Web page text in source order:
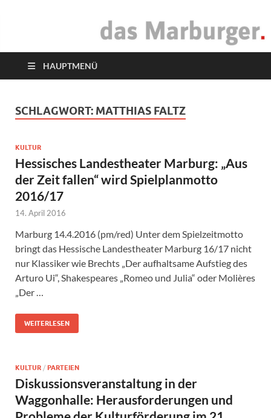
das Marburger.
HAUPTMENÜ
SCHLAGWORT: MATTHIAS FALTZ
KULTUR
Hessisches Landestheater Marburg: „Aus
der Zeit fallen“ wird Spielplanmotto
2016/17
14. April 2016
Marburg 14.4.2016 (pm/red) Unter dem Spielzeitmotto
bringt das Hessische Landestheater Marburg 16/17 nicht
nur Klassiker wie Brechts „Der aufhaltsame Aufstieg des
Arturo Ui“, Shakespeares „Romeo und Julia“ oder Molières
„Der …
WEITERLESEN
KULTUR / PARTEIEN
Diskussionsveranstaltung in der
Waggonhalle: Herausforderungen und